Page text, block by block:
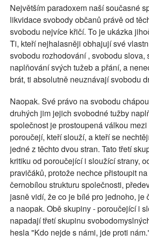
Největším paradoxem naší současné
likvidace svobody občanů právě od
svobodu nejvíce křičí. To je ukázka
Ti, kteří nejhalasněji obhajují své
svobodu rozhodování , svobodu slova,
naplňování svých tužeb a přání, a
brát, ti absolutně neuznávají svobodu
Naopak. Své právo na svobodu
druhých jim jejich svobodné tužby
společnost je prostoupená válkou mezi
poroučejí, kteří slouží, a kteří se
jedné z těchto dvou stran. Tato třetí
kritiku od poroučející i sloužící strany,
pravičáků, protože nechce přistoupit
černobílou strukturu společnosti,
jasně vidí, že co je bílé pro jednoho, je
a naopak. Obě skupiny - poroučející i
napadají třetí skupinu
hesla "Kdo nejde s námi, jde proti